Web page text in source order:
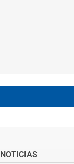
NOTICIAS